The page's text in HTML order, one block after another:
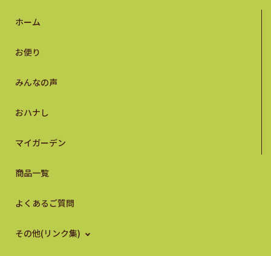
ホーム
お便り
みんなの声
おハナし
マイガーデン
商品一覧
よくあるご質問
その他(リンク集)